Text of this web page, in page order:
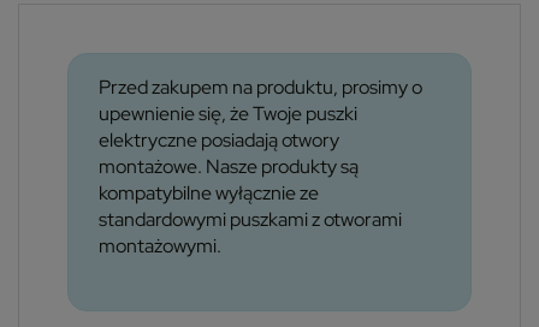
Przed zakupem na produktu, prosimy o
upewnienie się, że Twoje puszki
elektryczne posiadają otwory
montażowe. Nasze produkty są
kompatybilne wyłącznie ze
standardowymi puszkami z otworami
montażowymi.